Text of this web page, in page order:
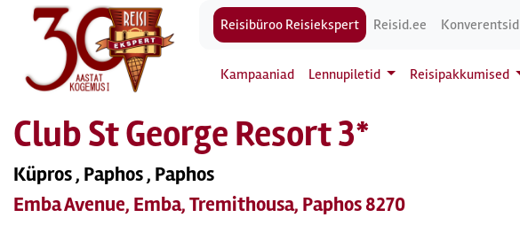
Reisibüroo Reisiekspert Reisid.ee Konverentsid
Kampaaniad Lennupiletid Reisipakkumised
Club St George Resort 3*
Küpros , Paphos , Paphos
Emba Avenue, Emba, Tremithousa, Paphos 8270